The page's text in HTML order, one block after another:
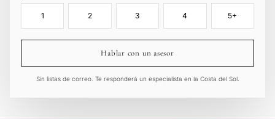
1 2 3 4 5+
Hablar con un asesor
Sin listas de correo. Te responderá un especialista en la Costa del Sol.